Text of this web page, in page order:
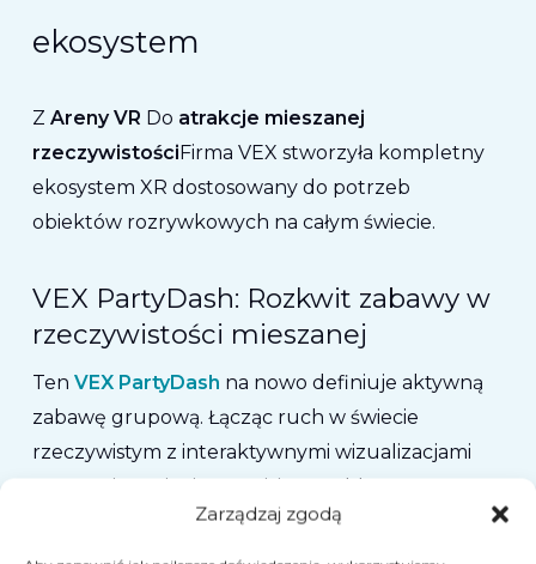
Zarządzaj zgodą
ekosystem
Z Areny VR Do atrakcje mieszanej
rzeczywistościFirma VEX stworzyła kompletny
ekosystem XR dostosowany do potrzeb
obiektów rozrywkowych na całym świecie.
VEX PartyDash: Rozkwit zabawy w
rzeczywistości mieszanej
Ten VEX PartyDash na nowo definiuje aktywną
zabawę grupową. Łącząc ruch w świecie
rzeczywistym z interaktywnymi wizualizacjami
rzeczywistości mieszanej, jest szybka,
społecznościowa i elastyczna. Idealna do salonów
gier, salonów gier i innych miejsc rozrywki.